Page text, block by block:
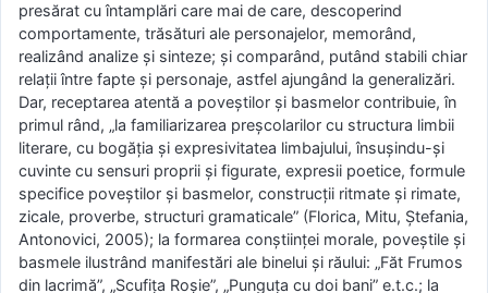
presărat cu întamplări care mai de care, descoperind
comportamente, trăsături ale personajelor, memorând,
realizând analize și sinteze; și comparând, putând stabili chiar
relații între fapte și personaje, astfel ajungând la generalizări.
Dar, receptarea atentă a poveștilor și basmelor contribuie, în
primul rând, „la familiarizarea preșcolarilor cu structura limbii
literare, cu bogăția și expresivitatea limbajului, însușindu-și
cuvinte cu sensuri proprii și figurate, expresii poetice, formule
specifice poveștilor și basmelor, construcții ritmate și rimate,
zicale, proverbe, structuri gramaticale” (Florica, Mitu, Ștefania,
Antonovici, 2005); la formarea conștiinței morale, poveștile și
basmele ilustrând manifestări ale binelui și răului: „Făt Frumos
din lacrimă”, „Scufița Roșie”, „Punguța cu doi bani” e.t.c.; la